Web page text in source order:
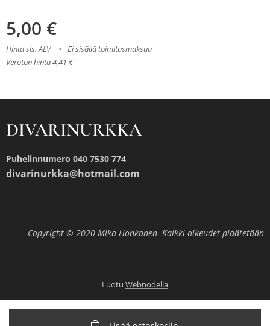
5,00 €
Hinta sis. ALV
Ei sisällä toimitusmaksua
Veroton hinta 4,41 €
DIVARINURKKA
Puhelinnumero 040 7530 774
divarinurkka@hotmail.com
Copyright © 2020 Mika Honkanen- Kaikki oikeudet pidätetään
Luotu Webnodella